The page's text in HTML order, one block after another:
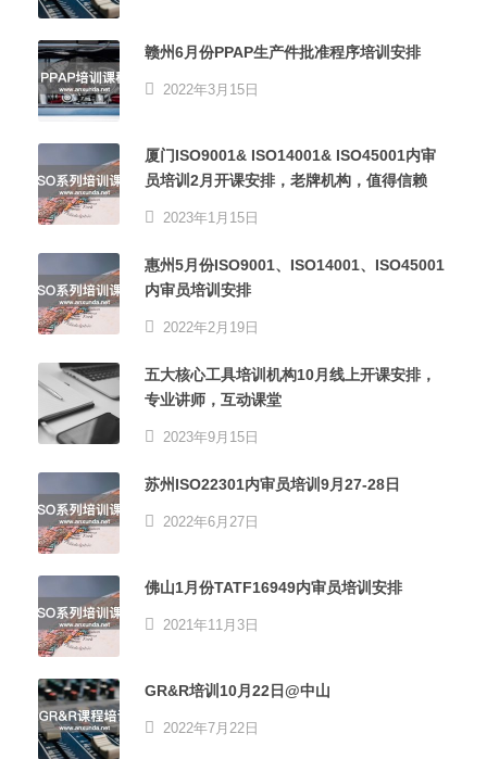
赣州6月份PPAP生产件批准程序培训安排
2022年3月15日
厦门ISO9001& ISO14001& ISO45001内审
员培训2月开课安排，老牌机构，值得信赖
2023年1月15日
惠州5月份ISO9001、ISO14001、ISO45001
内审员培训安排
2022年2月19日
五大核心工具培训机构10月线上开课安排，
专业讲师，互动课堂
2023年9月15日
苏州ISO22301内审员培训9月27-28日
2022年6月27日
佛山1月份TATF16949内审员培训安排
2021年11月3日
GR&R培训10月22日@中山
2022年7月22日